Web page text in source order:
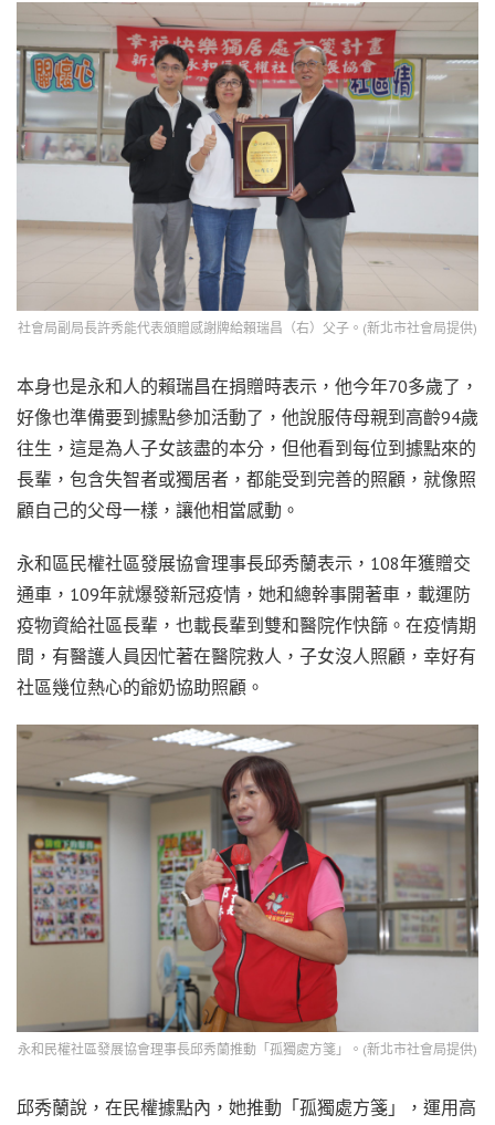
社會局副局長許秀能代表頒贈感謝牌給賴瑞昌（右）父子。(新北市社會局提供)
本身也是永和人的賴瑞昌在捐贈時表示，他今年70多歲了，
好像也準備要到據點參加活動了，他說服侍母親到高齡94歲
往生，這是為人子女該盡的本分，但他看到每位到據點來的
長輩，包含失智者或獨居者，都能受到完善的照顧，就像照
顧自己的父母一樣，讓他相當感動。
永和區民權社區發展協會理事長邱秀蘭表示，108年獲贈交
通車，109年就爆發新冠疫情，她和總幹事開著車，載運防
疫物資給社區長輩，也載長輩到雙和醫院作快篩。在疫情期
間，有醫護人員因忙著在醫院救人，子女沒人照顧，幸好有
社區幾位熱心的爺奶協助照顧。
永和民權社區發展協會理事長邱秀蘭推動「孤獨處方箋」。(新北市社會局提供)
邱秀蘭說，在民權據點內，她推動「孤獨處方箋」，運用高